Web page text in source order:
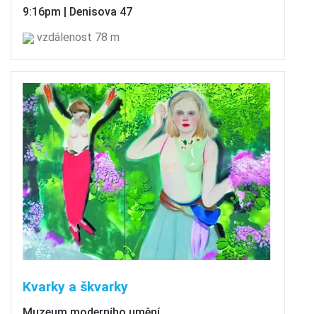
9:16pm | Denisova 47
vzdálenost 78 m
Kvarky a škvarky